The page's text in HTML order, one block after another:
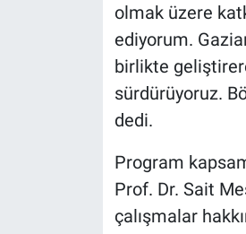
olmak üzere
ediyorum.
birlikte
sürdürüyoruz.
dedi.
Program
Prof. Dr. Sait
çalışmalar